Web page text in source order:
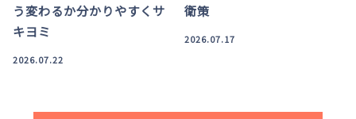
う変わるか分かりやすくサ
キヨミ
2026.07.22
衛策
2026.07.17